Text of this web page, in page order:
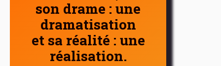
son drame : une
dramatisation
et sa réalité : une
réalisation.